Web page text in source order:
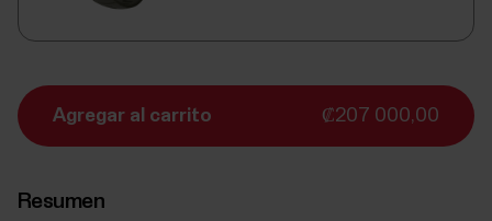
Agregar al carrito ₡207 000,00
Resumen